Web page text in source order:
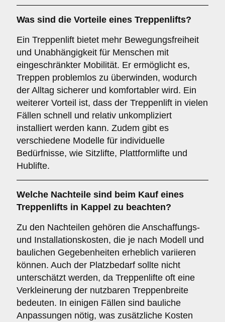
Was sind die Vorteile eines Treppenlifts?
Ein Treppenlift bietet mehr Bewegungsfreiheit
und Unabhängigkeit für Menschen mit
eingeschränkter Mobilität. Er ermöglicht es,
Treppen problemlos zu überwinden, wodurch
der Alltag sicherer und komfortabler wird. Ein
weiterer Vorteil ist, dass der Treppenlift in vielen
Fällen schnell und relativ unkompliziert
installiert werden kann. Zudem gibt es
verschiedene Modelle für individuelle
Bedürfnisse, wie Sitzlifte, Plattformlifte und
Hublifte.
Welche Nachteile sind beim Kauf eines
Treppenlifts in Kappel zu beachten?
Zu den Nachteilen gehören die Anschaffungs-
und Installationskosten, die je nach Modell und
baulichen Gegebenheiten erheblich variieren
können. Auch der Platzbedarf sollte nicht
unterschätzt werden, da Treppenlifte oft eine
Verkleinerung der nutzbaren Treppenbreite
bedeuten. In einigen Fällen sind bauliche
Anpassungen nötig, was zusätzliche Kosten